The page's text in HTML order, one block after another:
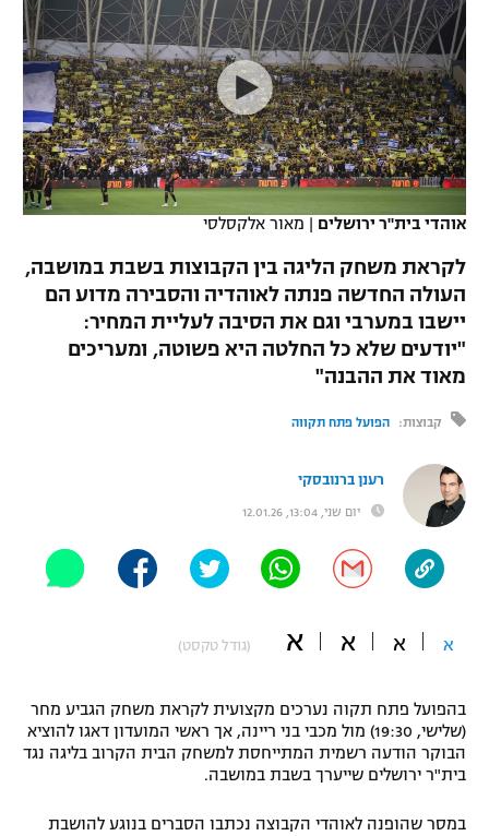
VOD
רץ ברשת
תוצאות
לוח שידורים
ברחבה
"מחצית בשכונה" – פודקאסט
משתתפים וזוכים בפרסים
תקנון משתתפים וזוכים בפרסים
תקנון עבור פעילות אלקטרה
תקנון עבור פעילות ספורט 1 – "מרלן"
גיימינג E-Sports
תנאי שימוש
נבחרת ישראל
מכבי חיפה
בית"ר ירושלים
מכבי תל אביב
הפועל חיפה
הפועל באר שבע
ליגה ספרדית
ליגה איטלקית
ליגה צרפתית
ליגה הולנדית
ליגה טורקית
ליגות נוספות
כדורסל נשים
מכבי תל אביב
הפועל חולון
הפועל ירושלים
דני אבדיה
יורוליג
יורוקאפ
טניס
כדוריד
כדורעף
שחייה
ג'ודו
אגרוף
ספורט אולימפי
UFC
היאבקות WWE
ספורט מוטורי
כדורמים
בייסבול MLB
אוהדי בית"ר ירושלים | מאור אלקסלסי
לקראת משחק הליגה בין הקבוצות בשבת במושבה,
העולה החדשה פנתה לאוהדיה והסבירה מדוע הם
יישבו במערבי וגם את הסיבה לעליית המחיר:
"יודעים שלא כל החלטה היא פשוטה, ומעריכים
מאוד את ההבנה"
קבוצות: הפועל פתח תקווה
רענן ברנובסקי
יום שני, 13:04, 12.01.26
א א א א (גודל טקסט)
בהפועל פתח תקוה נערכים מקצועית לקראת משחק הגביע מחר
(שלישי, 19:30) מול מכבי בני ריינה, אך ראשי המועדון דאגו להוציא
הבוקר הודעה רשמית המתייחסת למשחק הבית הקרוב בליגה נגד
בית"ר ירושלים שייערך בשבת במושבה.
במסר שהופנה לאוהדי הקבוצה נכתבו הסברים בנוגע להושבת